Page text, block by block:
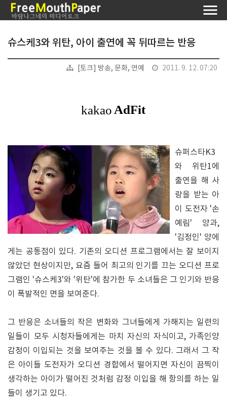
슈스케3와 위탄, 아이 출연에 꼭 뒤따르는 반응
[토크] 방송, 문화, 연예 2011. 9. 12. 07:20
슈퍼스타K3
와 위탄1에
출연을 해 사
랑을 받는 아
이 도전자 '손
예림' 양과,
'김정인' 양에
게는 공통점이 있다. 기존의 오디션 프로그램에서는 잘 보이지
않았던 현상이지만, 요즘 들어 최고의 인기를 끄는 오디션 프로
그램인 '슈스케3'와 '위탄'에 참가한 두 소녀들은 그 인기와 반응
이 폭발적인 면을 보여준다.
그 반응은 소녀들의 작은 변화와 그녀들에게 가해지는 일련의
일들이 모두 시청자들에게는 마치 자신의 자식이고, 가족인양
감정이 이입되는 것을 보여주는 것을 볼 수 있다. 그래서 그 작
은 아이들 도전자가 오디션 경합에서 떨어지면 자신이 끔찍이
생각하는 아이가 떨어진 것처럼 감정 이입을 해 항의를 하는 일
들이 생기고 있다.